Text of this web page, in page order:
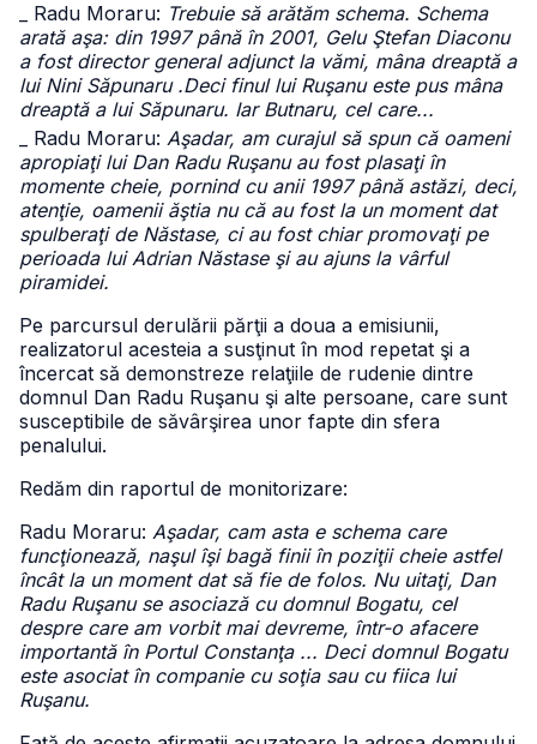
_ Radu Moraru: Trebuie să arătăm schema. Schema
arată aşa: din 1997 până în 2001, Gelu Ştefan Diaconu
a fost director general adjunct la vămi, mâna dreaptă a
lui Nini Săpunaru .Deci finul lui Ruşanu este pus mâna
dreaptă a lui Săpunaru. Iar Butnaru, cel care...
_ Radu Moraru: Aşadar, am curajul să spun că oameni
apropiaţi lui Dan Radu Ruşanu au fost plasaţi în
momente cheie, pornind cu anii 1997 până astăzi, deci,
atenţie, oamenii ăştia nu că au fost la un moment dat
spulberaţi de Năstase, ci au fost chiar promovaţi pe
perioada lui Adrian Năstase şi au ajuns la vârful
piramidei.
Pe parcursul derulării părţii a doua a emisiunii,
realizatorul acesteia a susţinut în mod repetat şi a
încercat să demonstreze relaţiile de rudenie dintre
domnul Dan Radu Ruşanu şi alte persoane, care sunt
susceptibile de săvârşirea unor fapte din sfera
penalului.
Redăm din raportul de monitorizare:
Radu Moraru: Aşadar, cam asta e schema care
funcţionează, naşul îşi bagă finii în poziţii cheie astfel
încât la un moment dat să fie de folos. Nu uitaţi, Dan
Radu Ruşanu se asociază cu domnul Bogatu, cel
despre care am vorbit mai devreme, într-o afacere
importantă în Portul Constanţa ... Deci domnul Bogatu
este asociat în companie cu soţia sau cu fiica lui
Ruşanu.